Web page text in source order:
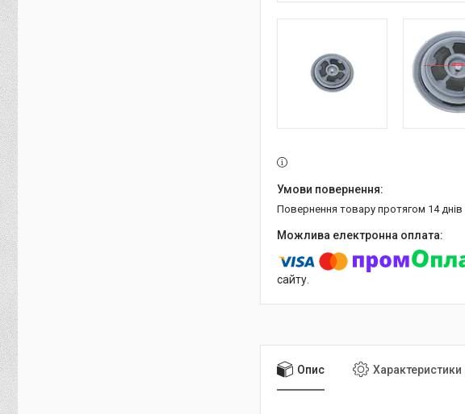
повернення товару протягом 14 днів
сайту.
Опис Характеристики